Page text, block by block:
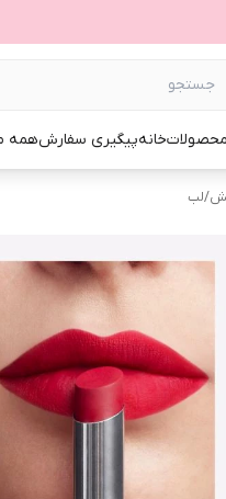
خانهپیگیری سفارشهمه
/لب